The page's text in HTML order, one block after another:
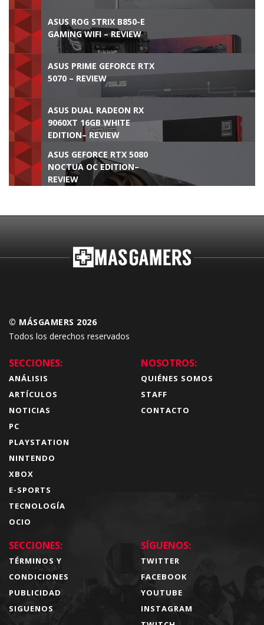
ASUS ROG STRIX B850-E
GAMING WIFI – REVIEW
ASUS PRIME GEFORCE RTX
5070 – REVIEW
ASUS DUAL RADEON RX
9060XT 16GB WHITE
EDITION– REVIEW
ASUS GEFORCE RTX 5080
NOCTUA OC EDITION–
REVIEW
© MÁSGAMERS 2026
Todos los derechos reservados
SECCIONES:
ANÁLISIS
ARTÍCULOS
NOTICIAS
PC
PLAYSTATION
NINTENDO
XBOX
E-SPORTS
TECNOLOGÍA
OCIO
NOSOTROS:
QUIÉNES SOMOS
STAFF
CONTACTO
SECCIONES:
TÉRMINOS Y
CONDICIONES
PUBLICIDAD
SIGUENOS
SÍGUENOS:
TWITTER
FACEBOOK
YOUTUBE
INSTAGRAM